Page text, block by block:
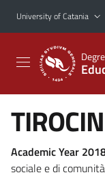
Go to main content
Go to navigation menu
University of Catania
Academic Year
sociale e di comunità